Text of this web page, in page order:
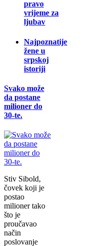
pravo
vrijeme za
ljubav
Najpoznatije
žene u
srpskoj
istoriji
Svako može
da postane
milioner do
30-te.
Stiv Sibold,
čovek koji je
postao
milioner tako
što je
proučavao
način
poslovanje